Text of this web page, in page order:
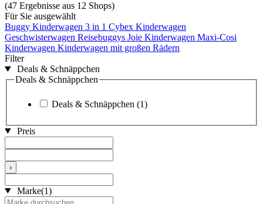
(47 Ergebnisse aus 12 Shops)
Für Sie ausgewählt
Buggy Kinderwagen 3 in 1 Cybex Kinderwagen
Geschwisterwagen Reisebuggys Joie Kinderwagen Maxi-Cosi
Kinderwagen Kinderwagen mit großen Rädern
Filter
Deals & Schnäppchen
Deals & Schnäppchen
Deals & Schnäppchen (1)
Preis
›
Marke(1)